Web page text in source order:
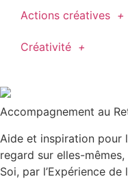
Actions créatives
Créativité
Accompagnement au
Aide et inspiration pour
regard sur elles-
Soi, par l’Expérience